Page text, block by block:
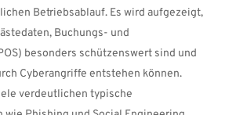
Betriebsablauf. Es wird aufgezeigt,
Buchungs- und
besonders schützenswert sind und
Cyberangriffe entstehen können.
verdeutlichen typische